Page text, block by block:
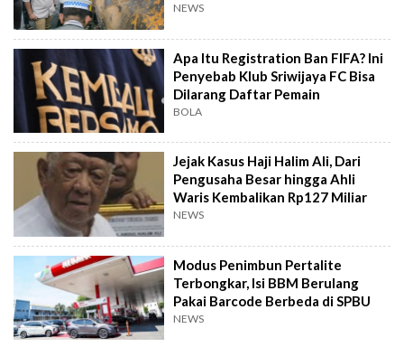
NEWS
Apa Itu Registration Ban FIFA? Ini
Penyebab Klub Sriwijaya FC Bisa
Dilarang Daftar Pemain
BOLA
Jejak Kasus Haji Halim Ali, Dari
Pengusaha Besar hingga Ahli
Waris Kembalikan Rp127 Miliar
NEWS
Modus Penimbun Pertalite
Terbongkar, Isi BBM Berulang
Pakai Barcode Berbeda di SPBU
NEWS